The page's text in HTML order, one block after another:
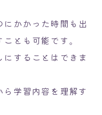
かかった時間も出
ことも可能です。
することはできま
学習内容を理解す